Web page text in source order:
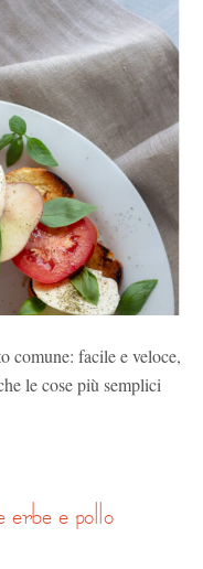
comune: facile e veloce,
le cose più semplici